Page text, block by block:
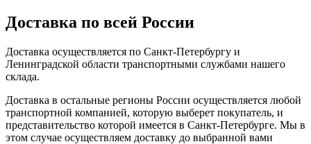
Доставка по всей России
Доставка осуществляется по Санкт-Петербургу и
Ленинградской области транспортными службами нашего
склада.
Доставка в остальные регионы России осуществляется любой
транспортной компанией, которую выберет покупатель, и
представительство которой имеется в Санкт-Петербурге. Мы в
этом случае осуществляем доставку до выбранной вами